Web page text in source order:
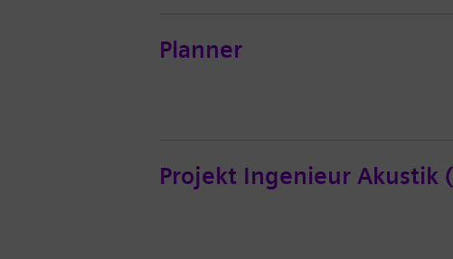
Planner
Projekt Ingenieur Akustik